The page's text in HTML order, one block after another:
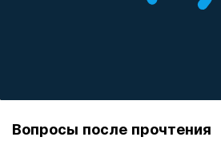
Вопросы после прочтения